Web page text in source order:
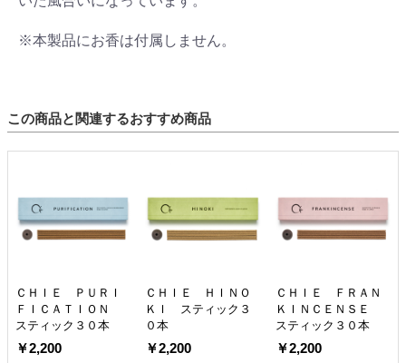
※本製品にお香は付属しません。
この商品と関連するおすすめ商品
ＣＨＩＥ ＰＵＲＩ
ＦＩＣＡＴＩＯＮ
スティック３０本
￥2,200
ＣＨＩＥ ＨＩＮＯ
ＫＩ スティック３
０本
￥2,200
ＣＨＩＥ ＦＲＡＮ
ＫＩＮＣＥＮＳＥ
スティック３０本
￥2,200